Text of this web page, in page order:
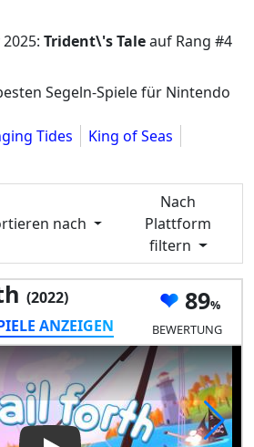
: Trident\'s Taleauf Rang #4
Segeln-Spiele für Nintendo
Tides
King of Seas
nach
Nach
Plattform
filtern
(2022)
ANZEIGEN
89
BEWERTUNG